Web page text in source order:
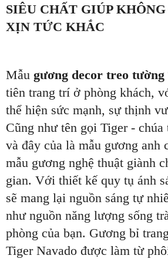
SIÊU CHẤT GIÚP
XỊN TỨC KHẮC
Mẫu gương decor treo
tiên trang trí ở phòng khách,
thể hiện sức mạnh, sự thịnh
Cũng như tên gọi Tiger - chúa
và đây của là mẫu gương anh
mẫu gương nghệ thuật giành
gian. Với thiết kế quy tụ ánh
sẽ mang lại nguồn sáng tự
như nguồn năng lượng sống
phòng của bạn. Gương bỉ
Tiger Navado được làm từ